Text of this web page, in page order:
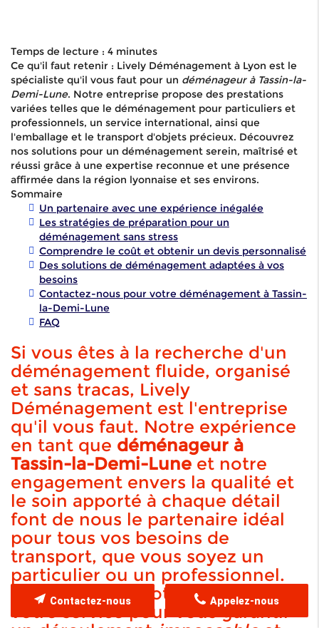
Temps de lecture : 4 minutes
Ce qu'il faut retenir : Lively Déménagement à Lyon est le
spécialiste qu'il vous faut pour un déménageur à Tassin-la-
Demi-Lune. Notre entreprise propose des prestations
variées telles que le déménagement pour particuliers et
professionnels, un service international, ainsi que
l'emballage et le transport d'objets précieux. Découvrez
nos solutions pour un déménagement serein, maîtrisé et
réussi grâce à une expertise reconnue et une présence
affirmée dans la région lyonnaise et ses environs.
Sommaire
Un partenaire avec une expérience inégalée
Les stratégies de préparation pour un
déménagement sans stress
Comprendre le coût et obtenir un devis personnalisé
Des solutions de déménagement adaptées à vos
besoins
Contactez-nous pour votre déménagement à Tassin-
la-Demi-Lune
FAQ
Si vous êtes à la recherche d'un
déménagement fluide, organisé
et sans tracas, Lively
Déménagement est l'entreprise
qu'il vous faut. Notre expérience
en tant que déménageur à
Tassin-la-Demi-Lune et notre
engagement envers la qualité et
le soin apporté à chaque détail
font de nous le partenaire idéal
pour tous vos besoins de
transport, que vous soyez un
particulier ou un professionnel.
Nous mettons notre savoir-faire à
votre service pour vous garantir
Appelez-nous
Contactez-nous